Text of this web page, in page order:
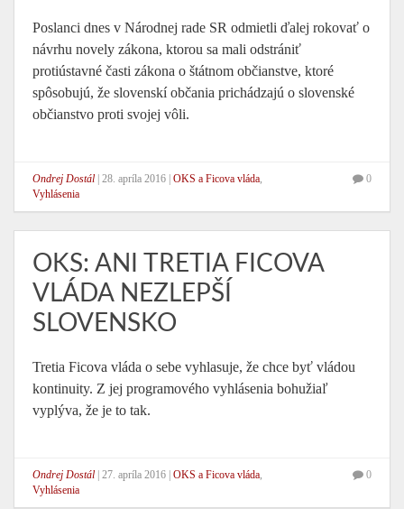
Poslanci dnes v Národnej rade SR odmietli ďalej rokovať o
návrhu novely zákona, ktorou sa mali odstrániť
protiústavné časti zákona o štátnom občianstve, ktoré
spôsobujú, že slovenskí občania prichádzajú o slovenské
občianstvo proti svojej vôli.
Ondrej Dostál 28. apríla 2016 OKS a Ficova vláda,
Vyhlásenia
0
OKS: ANI TRETIA FICOVA
VLÁDA NEZLEPŠÍ
SLOVENSKO
Tretia Ficova vláda o sebe vyhlasuje, že chce byť vládou
kontinuity. Z jej programového vyhlásenia bohužiaľ
vyplýva, že je to tak.
Ondrej Dostál 27. apríla 2016 OKS a Ficova vláda,
Vyhlásenia
0